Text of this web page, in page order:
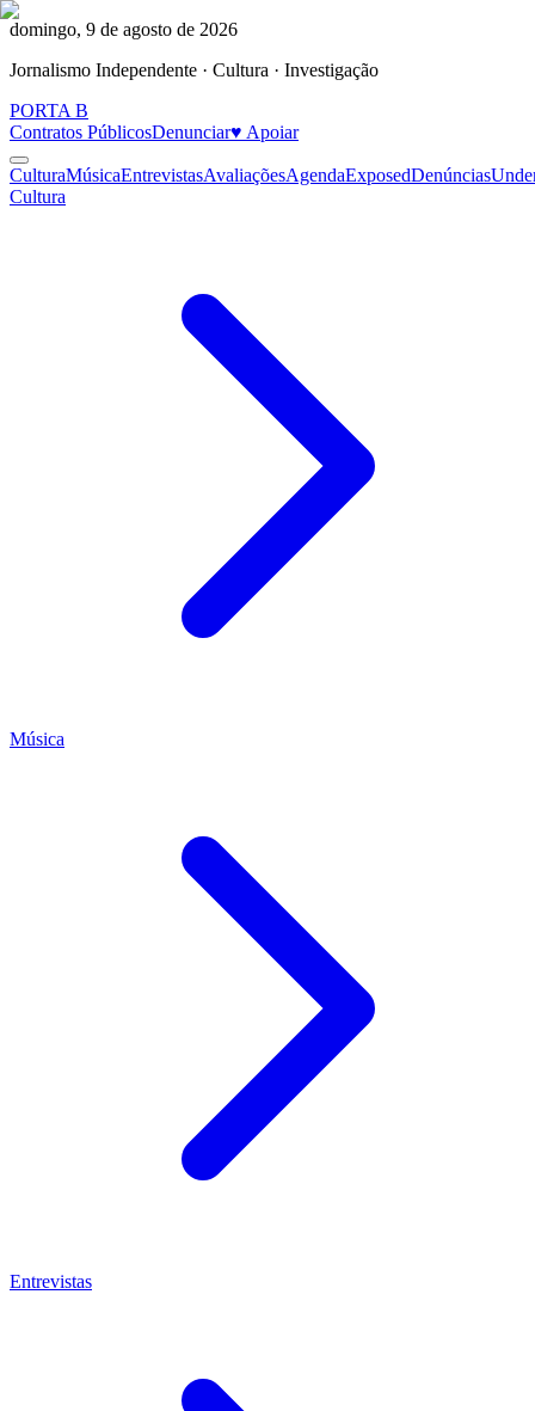
domingo, 9 de agosto de 2026
Jornalismo Independente · Cultura · Investigação
PORTA B
Contratos PúblicosDenunciar♥ Apoiar
CulturaMúsicaEntrevistasAvaliaçõesAgendaExposedDenúncias
Cultura
Música
Entrevistas